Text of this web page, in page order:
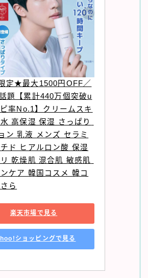
定★最大1500円OFF／
題【累計440万個突破u
率No.1】クリームスキ
高保湿 保湿 さっぱり
ン 乳液 メンズ セラミ
チド ヒアルロン酸 保湿
乾燥肌 混合肌 敏感肌
ケア 韓国コスメ 韓コ
ら
楽天市場で見る
ショッピングで見る